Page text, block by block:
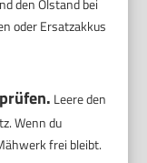
den Ölstand bei
oder Ersatzakkus
Leere den
Wenn du
frei bleibt.